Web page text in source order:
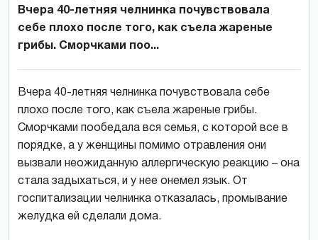
Вчера 40-летняя челнинка почувствовала
себе плохо после того, как съела жареные
грибы. Сморчками поо...
Вчера 40-летняя челнинка почувствовала себе
плохо после того, как съела жареные грибы.
Сморчками пообедала вся семья, с которой все в
порядке, а у женщины помимо отравления они
вызвали неожиданную аллергическую реакцию – она
стала задыхаться, и у нее онемел язык. От
госпитализации челнинка отказалась, промывание
желудка ей сделали дома.